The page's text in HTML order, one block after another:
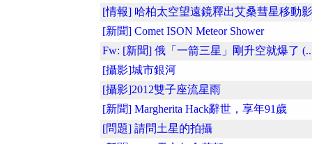
[情報] 哈柏太空望遠鏡釋出艾桑彗星移動
[新聞] Comet ISON Meteor Shower
Fw: [新聞] 俄「一箭三星」剛升空就爆了
[攝影]城市銀河
[攝影]2012雙子座流星雨
[新聞] Margherita Hack辭世，享年91歲
[問題] 請問土星的拍攝